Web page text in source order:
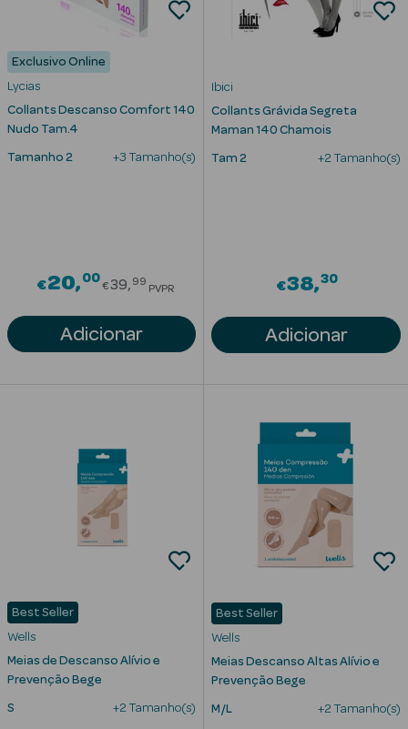
Beauty Season
Beauty Season
Solares
Ver Tudo
Solares
Exclusivo Online
Lycias
Collants Descanso Comfort 140
Nudo Tam.4
Tamanho 2 +3 Tamanho(s)
€20 00Price reduced from
€39 99
PVPR
Adicionar
Ibici
Collants Grávida Segreta
Maman 140 Chamois
Tam 2 +2 Tamanho(s)
€38 30
Adicionar
Best Seller
Wells
Meias de Descanso Alívio e
Prevenção Bege
S +2 Tamanho(s)
Best Seller
Wells
Meias Descanso Altas Alívio e
Prevenção Bege
M/L +2 Tamanho(s)